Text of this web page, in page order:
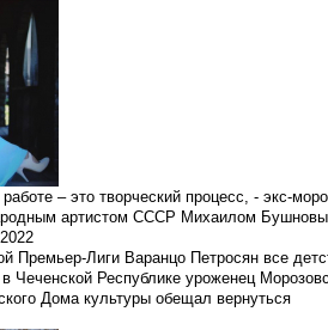
– это творческий процесс, - экс-
артистом СССР Михаилом
Премьер-Лиги Варанцо Петросян все
Чеченской Республике уроженец
Дома культуры обещал вернуться